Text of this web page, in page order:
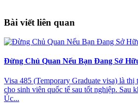
Bài viết liên quan
Đừng Chủ Quan Nếu Bạn Đang Sở
Visa 485 (Temporary Graduate visa) là thị
cho sinh viên quốc tế sau tốt nghiệp. Sau
Úc...